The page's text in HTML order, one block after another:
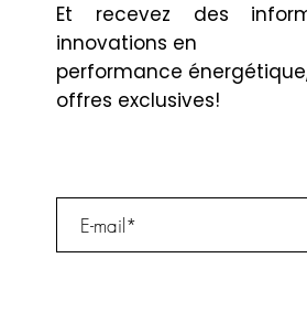
Et recevez des
innovations en
performance
offres exclusives!